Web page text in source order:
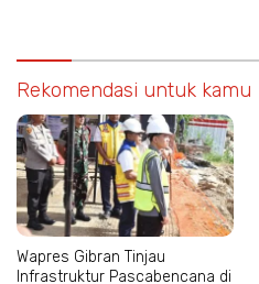
Rekomendasi untuk kamu
Wapres Gibran Tinjau
Infrastruktur Pascabencana di